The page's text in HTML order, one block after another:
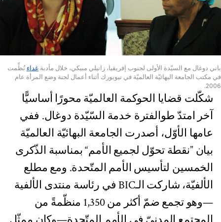
باني دوغال مع السيّدة الأولى لجنوب إفريقيا، زانيلي مبيكي، خلال مأدبة غداء نُظِّمت
في مكتب الجامعة البهائيّة العالميّة في نيويورك أثناء أعمال لجنة وضع المرأة عام
2006.
شكّلت قضايا الحوكمة العالميّة محورًا أساسيًّا
آخر امتدّ طوالفترة خدمة السّيّدة دوغال. ففي
عامها الأوّل، أصدرت الجامعة البهائيّة العالميّة
بيان ”نقطة تحوّل لجميع الأمم“ بمناسبة الذّكرى
الخمسين لتأسيس الأمم المتّحدة. ومع مطلع
الألفيّة، شاركت الـBIC في رئاسة منتدى الألفية
—وهو تجمع ضمّ أكثر من 1,350 منظّمةً من